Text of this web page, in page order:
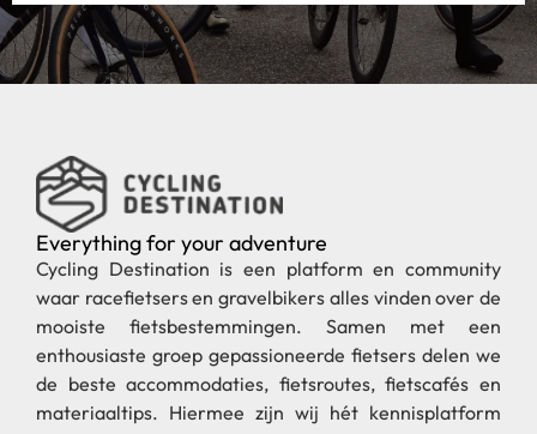
Everything for your adventure
Cycling Destination is een platform en community
waar racefietsers en gravelbikers alles vinden over de
mooiste fietsbestemmingen. Samen met een
enthousiaste groep gepassioneerde fietsers delen we
de beste accommodaties, fietsroutes, fietscafés en
materiaaltips. Hiermee zijn wij hét kennisplatform